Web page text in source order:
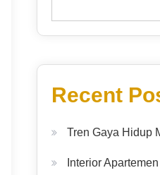
Recent
Tren Gaya Hidup
Interior